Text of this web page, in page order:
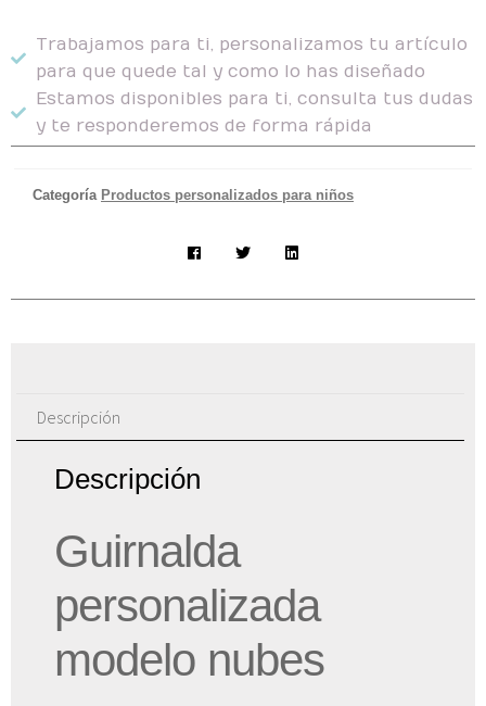
Trabajamos para ti, personalizamos tu artículo
para que quede tal y como lo has diseñado
Estamos disponibles para ti, consulta tus dudas
y te responderemos de forma rápida
Categoría Productos personalizados para niños
Descripción
Descripción
Guirnalda
personalizada
modelo nubes